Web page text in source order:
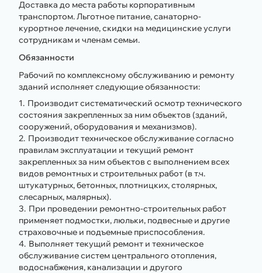
Доставка до места работы корпоративным
транспортом. Льготное питание, санаторно-
курортное лечение, скидки на медицинские услуги
сотрудникам и членам семьи.
Обязанности
Рабочий по комплексному обслуживанию и ремонту
зданий исполняет следующие обязанности:
Производит систематический осмотр технического
состояния закрепленных за ним объектов (зданий,
сооружений, оборудования и механизмов).
Производит техническое обслуживание согласно
правилам эксплуатации и текущий ремонт
закрепленных за ним объектов с выполнением всех
видов ремонтных и строительных работ (в т.ч.
штукатурных, бетонных, плотницких, столярных,
слесарных, малярных).
При проведении ремонтно-строительных работ
применяет подмостки, люльки, подвесные и другие
страховочные и подъемные приспособления.
Выполняет текущий ремонт и техническое
обслуживание систем центрального отопления,
водоснабжения, канализации и другого